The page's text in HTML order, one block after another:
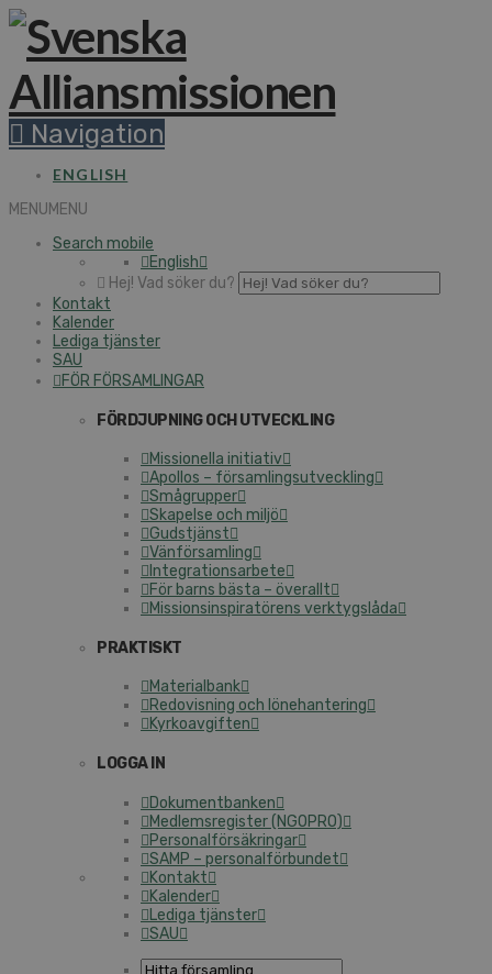
Navigation
ENGLISH
MENUMENU
Search mobile
English
Hej! Vad söker du?
Kontakt
Kalender
Lediga tjänster
SAU
FÖR FÖRSAMLINGAR
FÖRDJUPNING OCH UTVECKLING
Missionella initiativ
Apollos – församlingsutveckling
Smågrupper
Skapelse och miljö
Gudstjänst
Vänförsamling
Integrationsarbete
För barns bästa – överallt
Missionsinspiratörens verktygslåda
PRAKTISKT
Materialbank
Redovisning och lönehantering
Kyrkoavgiften
LOGGA IN
Dokumentbanken
Medlemsregister (NGOPRO)
Personalförsäkringar
SAMP – personalförbundet
Kontakt
Kalender
Lediga tjänster
SAU